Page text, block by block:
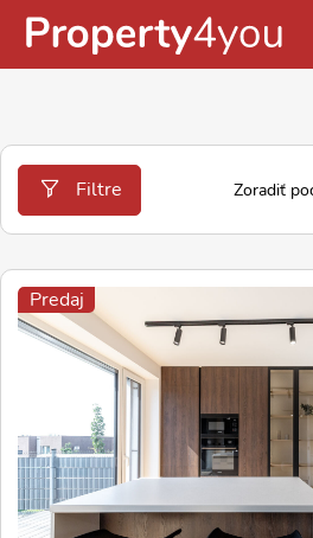
Filtre Zoradiť
Predaj